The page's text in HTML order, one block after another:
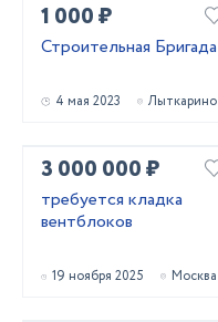
1 000 ₽
Строительная Бригада
4 мая 2023 Лыткарино
3 000 000 ₽
требуется кладка
вентблоков
19 ноября 2025 Москва